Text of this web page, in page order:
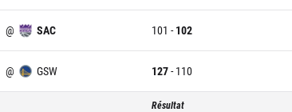
@ SAC 101 - 102
@ GSW 127- 110
Résultat